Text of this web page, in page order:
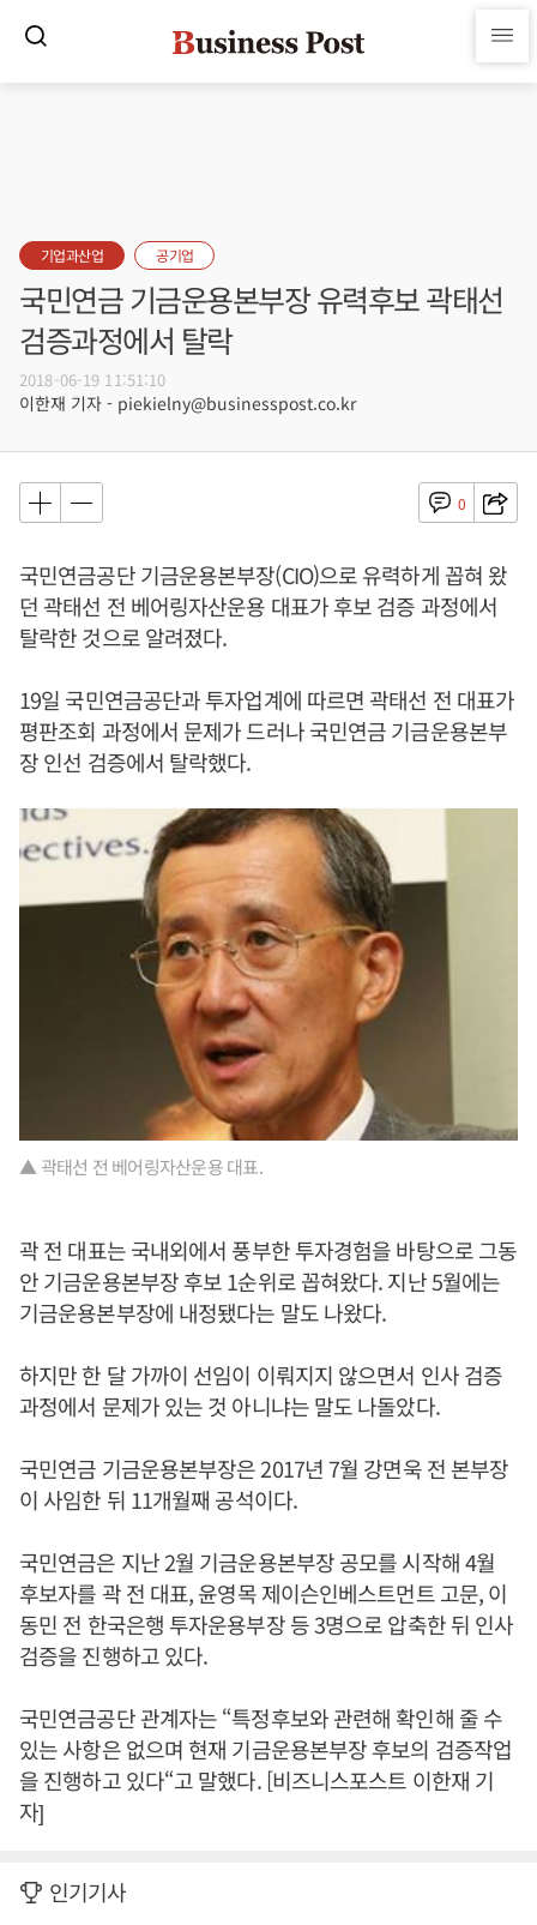
기업과산업 공기업
국민연금 기금운용본부장 유력후보 곽태선
검증과정에서 탈락
2018-06-19 11:51:10
이한재 기자 - piekielny@businesspost.co.kr
0
국민연금공단 기금운용본부장(CIO)으로 유력하게 꼽혀 왔
던 곽태선 전 베어링자산운용 대표가 후보 검증 과정에서
탈락한 것으로 알려졌다.
19일 국민연금공단과 투자업계에 따르면 곽태선 전 대표가
평판조회 과정에서 문제가 드러나 국민연금 기금운용본부
장 인선 검증에서 탈락했다.
▲ 곽태선 전 베어링자산운용 대표.
곽 전 대표는 국내외에서 풍부한 투자경험을 바탕으로 그동
안 기금운용본부장 후보 1순위로 꼽혀왔다. 지난 5월에는
기금운용본부장에 내정됐다는 말도 나왔다.
하지만 한 달 가까이 선임이 이뤄지지 않으면서 인사 검증
과정에서 문제가 있는 것 아니냐는 말도 나돌았다.
국민연금 기금운용본부장은 2017년 7월 강면욱 전 본부장
이 사임한 뒤 11개월째 공석이다.
국민연금은 지난 2월 기금운용본부장 공모를 시작해 4월
후보자를 곽 전 대표, 윤영목 제이슨인베스트먼트 고문, 이
동민 전 한국은행 투자운용부장 등 3명으로 압축한 뒤 인사
검증을 진행하고 있다.
국민연금공단 관계자는 “특정후보와 관련해 확인해 줄 수
있는 사항은 없으며 현재 기금운용본부장 후보의 검증작업
을 진행하고 있다“고 말했다. [비즈니스포스트 이한재 기
자]
인기기사